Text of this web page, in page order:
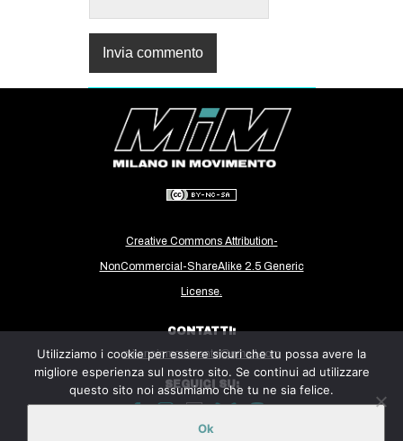
Creative Commons Attribution-
NonCommercial-ShareAlike 2.5 Generic
License.
CONTATTI:
milanoinmovimento@gmail.com
SEGUICI SU:
Utilizziamo i cookie per essere sicuri che tu possa avere la
migliore esperienza sul nostro sito. Se continui ad utilizzare
questo sito noi assumiamo che tu ne sia felice.
Ok